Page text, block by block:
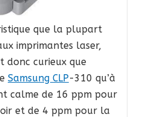
que la plupart
imprimantes laser,
donc curieux que
Samsung CLP-310 qu’à
calme de 16 ppm pour
et de 4 ppm pour la